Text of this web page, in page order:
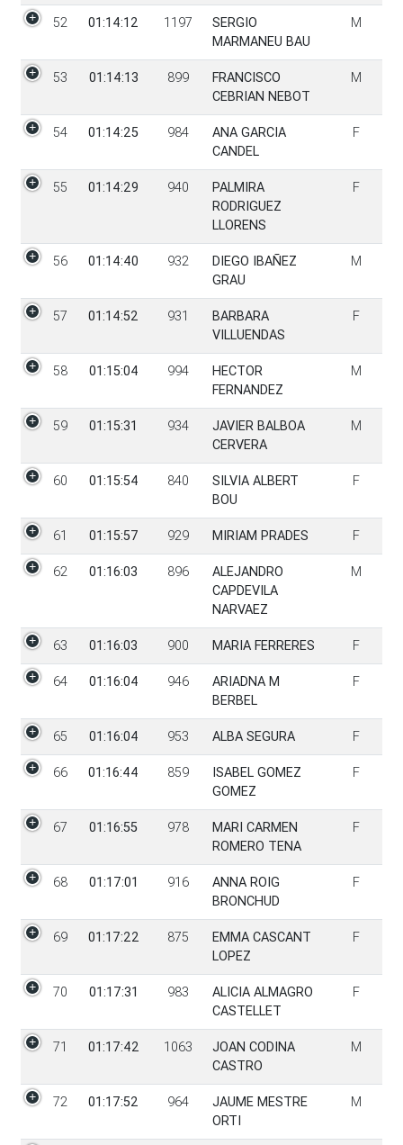
52 01:14:12 1197
SERGIO
MARMANEU BAU
M
53 01:14:13 899
FRANCISCO
CEBRIAN NEBOT
M
54 01:14:25 984
ANA GARCIA
CANDEL
F
55 01:14:29 940
PALMIRA
RODRIGUEZ
LLORENS
F
56 01:14:40 932
DIEGO IBAÑEZ
GRAU
M
57 01:14:52 931
BARBARA
VILLUENDAS
F
58 01:15:04 994
HECTOR
FERNANDEZ
M
59 01:15:31 934
JAVIER BALBOA
CERVERA
M
60 01:15:54 840
SILVIA ALBERT
BOU
F
61 01:15:57 929 MIRIAM PRADES F
62 01:16:03 896
ALEJANDRO
CAPDEVILA
NARVAEZ
M
63 01:16:03 900 MARIA FERRERES F
64 01:16:04 946
ARIADNA M
BERBEL
F
65 01:16:04 953 ALBA SEGURA F
66 01:16:44 859
ISABEL GOMEZ
GOMEZ
F
67 01:16:55 978
MARI CARMEN
ROMERO TENA
F
68 01:17:01 916
ANNA ROIG
BRONCHUD
F
69 01:17:22 875
EMMA CASCANT
LOPEZ
F
70 01:17:31 983
ALICIA ALMAGRO
CASTELLET
F
71 01:17:42 1063
JOAN CODINA
CASTRO
M
72 01:17:52 964
JAUME MESTRE
ORTI
M